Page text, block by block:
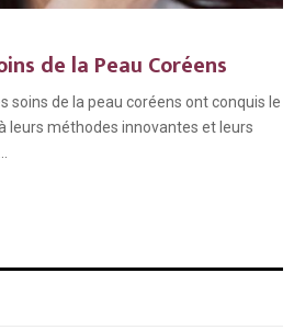
de la Peau Coréens
soins de la peau coréens ont conquis le
leurs méthodes innovantes et leurs